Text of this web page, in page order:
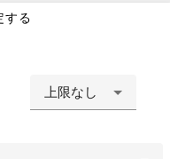
する
上限なし